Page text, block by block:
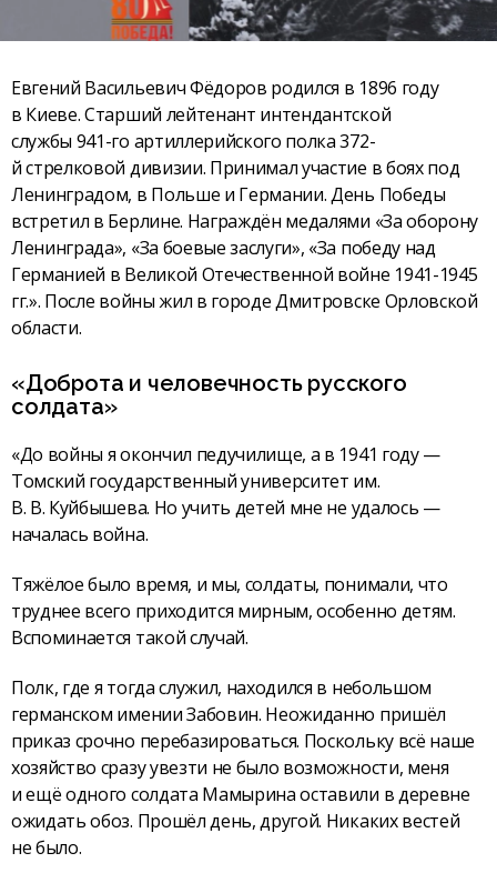
Евгений Васильевич Фёдоров родился в 1896 году
в Киеве. Старший лейтенант интендантской
службы 941-го артиллерийского полка 372-
й стрелковой дивизии. Принимал участие в боях под
Ленинградом, в Польше и Германии. День Победы
встретил в Берлине. Награждён медалями «За оборону
Ленинграда», «За боевые заслуги», «За победу над
Германией в Великой Отечественной войне 1941-1945
гг.». После войны жил в городе Дмитровске Орловской
области.
«Доброта и человечность русского
солдата»
«До войны я окончил педучилище, а в 1941 году —
Томский государственный университет им.
В. В. Куйбышева. Но учить детей мне не удалось —
началась война.
Тяжёлое было время, и мы, солдаты, понимали, что
труднее всего приходится мирным, особенно детям.
Вспоминается такой случай.
Полк, где я тогда служил, находился в небольшом
германском имении Забовин. Неожиданно пришёл
приказ срочно перебазироваться. Поскольку всё наше
хозяйство сразу увезти не было возможности, меня
и ещё одного солдата Мамырина оставили в деревне
ожидать обоз. Прошёл день, другой. Никаких вестей
не было.